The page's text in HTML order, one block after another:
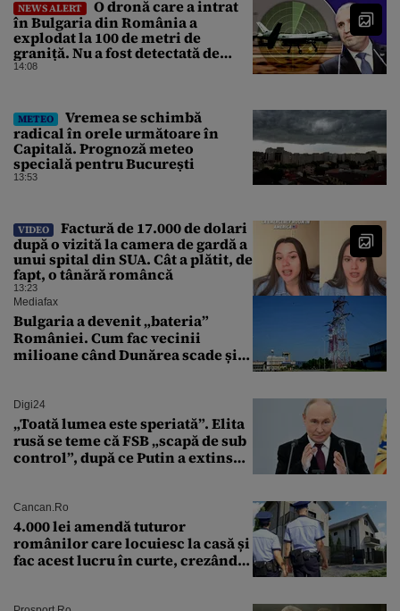
NEWS ALERT
O dronă care a intrat
în Bulgaria din România a
explodat la 100 de metri de
graniță. Nu a fost detectată de
radare. Reacția MApN
14:08
METEO
Vremea se schimbă
radical în orele următoare în
Capitală. Prognoză meteo
specială pentru București
13:53
VIDEO
Factură de 17.000 de dolari
după o vizită la camera de gardă a
unui spital din SUA. Cât a plătit, de
fapt, o tânără româncă
13:23
Mediafax
Bulgaria a devenit „bateria”
României. Cum fac vecinii
milioane când Dunărea scade și
Digi24
„Toată lumea este speriată”. Elita
rusă se teme că FSB „scapă de sub
control”, după ce Putin a extins
Cancan.ro
4.000 lei amendă tuturor
românilor care locuiesc la casă și
fac acest lucru în curte, crezând